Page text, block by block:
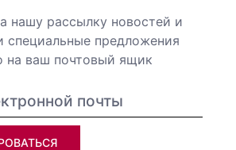
нашу рассылку новостей и
специальные предложения
на ваш почтовый ящик